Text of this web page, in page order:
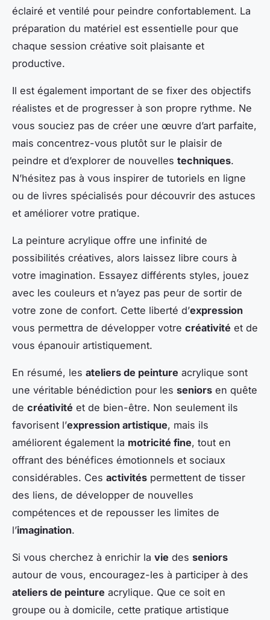
éclairé et ventilé pour peindre confortablement. La
préparation du matériel est essentielle pour que
chaque session créative soit plaisante et
productive.
Il est également important de se fixer des objectifs
réalistes et de progresser à son propre rythme. Ne
vous souciez pas de créer une œuvre d’art parfaite,
mais concentrez-vous plutôt sur le plaisir de
peindre et d’explorer de nouvelles techniques.
N’hésitez pas à vous inspirer de tutoriels en ligne
ou de livres spécialisés pour découvrir des astuces
et améliorer votre pratique.
La peinture acrylique offre une infinité de
possibilités créatives, alors laissez libre cours à
votre imagination. Essayez différents styles, jouez
avec les couleurs et n’ayez pas peur de sortir de
votre zone de confort. Cette liberté d’expression
vous permettra de développer votre créativité et de
vous épanouir artistiquement.
En résumé, les ateliers de peinture acrylique sont
une véritable bénédiction pour les seniors en quête
de créativité et de bien-être. Non seulement ils
favorisent l’expression artistique, mais ils
améliorent également la motricité fine, tout en
offrant des bénéfices émotionnels et sociaux
considérables. Ces activités permettent de tisser
des liens, de développer de nouvelles
compétences et de repousser les limites de
l’imagination.
Si vous cherchez à enrichir la vie des seniors
autour de vous, encouragez-les à participer à des
ateliers de peinture acrylique. Que ce soit en
groupe ou à domicile, cette pratique artistique